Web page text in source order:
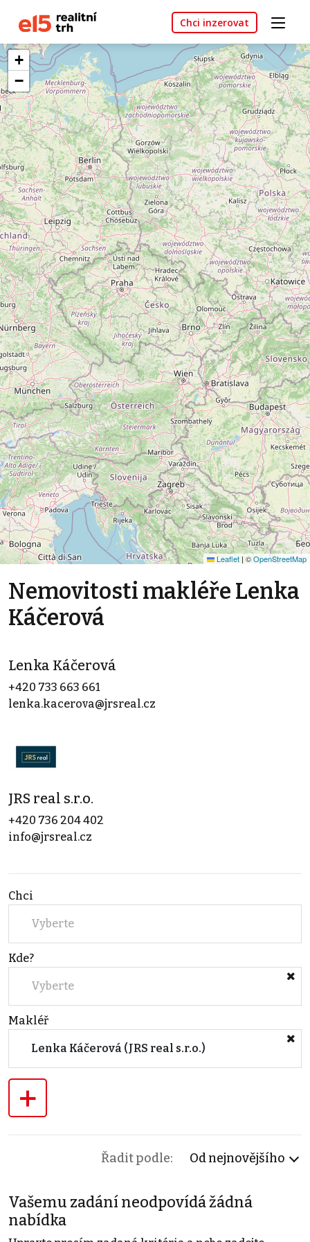
Chci inzerovat
+
−
Leaflet | ©OpenStreetMap
Nemovitosti makléře Lenka
Káčerová
Lenka Káčerová
+420 733 663 661
lenka.kacerova@jrsreal.cz
JRS real s.r.o.
+420 736 204 402
info@jrsreal.cz
Chci
Vyberte
Kde?
Vyberte
Makléř
Lenka Káčerová (JRS real s.r.o.)
+
Řadit podle: Od nejnovějšího
Vašemu zadání neodpovídá žádná
nabídka